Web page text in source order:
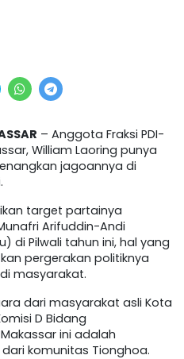
– Anggota Fraksi PDI-
William Laoring punya
jagoannya di
target partainya
Arifuddin-Andi
di Pilwali tahun ini, hal yang
pergerakan politiknya
masyarakat.
dari masyarakat asli Kota
D Bidang
ini adalah
komunitas Tionghoa.